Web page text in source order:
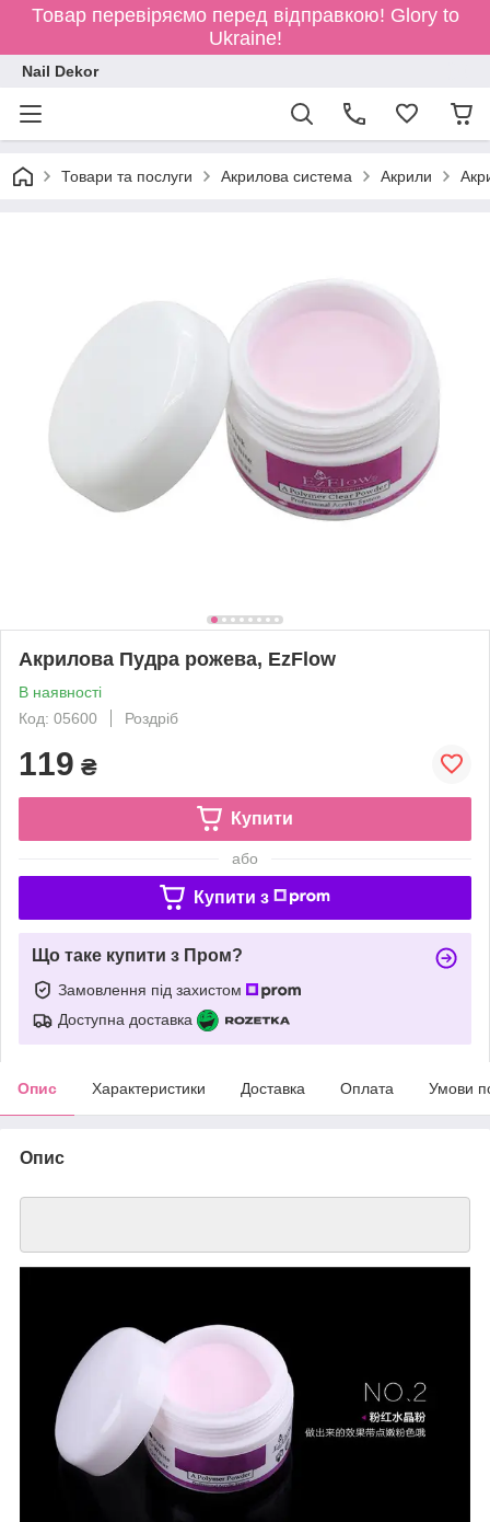
Товар перевіряємо перед відправкою! Glory to
Ukraine!
Nail Dekor
Товари та послуги Акрилова система Акрили
Акрилова Пудра рожева, EzFlow
В наявності
Код: 05600
Роздріб
119 ₴
Купити
або
Купити з
Що таке купити з Пром?
Замовлення під захистом
Доступна доставка
Опис Характеристики Доставка Оплата Умови
Опис